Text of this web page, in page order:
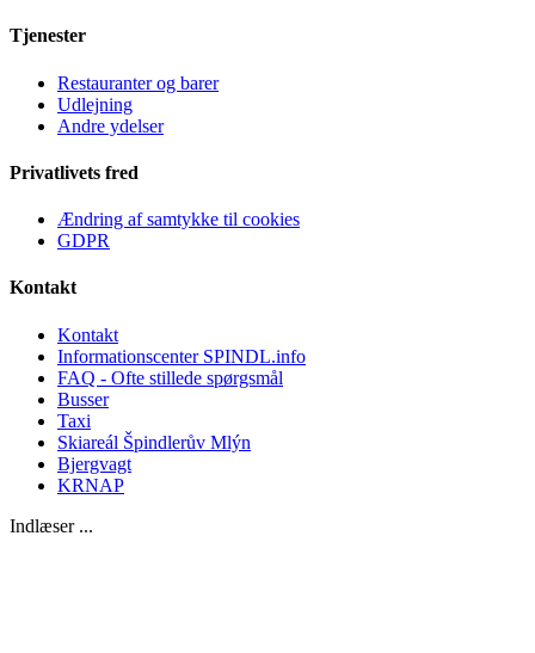
Tjenester
Restauranter og barer
Udlejning
Andre ydelser
Privatlivets fred
Ændring af samtykke til cookies
GDPR
Kontakt
Kontakt
Informationscenter SPINDL.info
FAQ - Ofte stillede spørgsmål
Busser
Taxi
Skiareál Špindlerův Mlýn
Bjergvagt
KRNAP
Indlæser ...